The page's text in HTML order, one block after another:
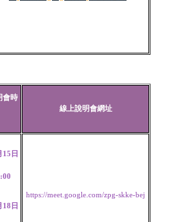
會時
線上說明會網址
15日
18日
https://meet.google.com/zpg-skke-bej